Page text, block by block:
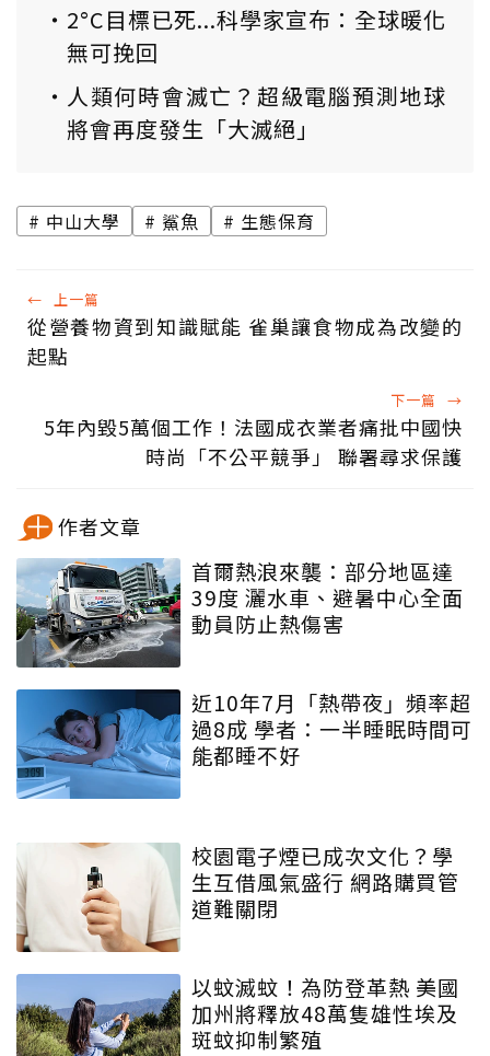
2°C目標已死...科學家宣布：全球暖化
無可挽回
人類何時會滅亡？超級電腦預測地球
將會再度發生「大滅絕」
中山大學 鯊魚 生態保育
← 上一篇
從營養物資到知識賦能 雀巢讓食物成為改變的
起點
下一篇 →
5年內毀5萬個工作！法國成衣業者痛批中國快
時尚「不公平競爭」 聯署尋求保護
作者文章
首爾熱浪來襲：部分地區達
39度 灑水車、避暑中心全面
動員防止熱傷害
近10年7月「熱帶夜」頻率超
過8成 學者：一半睡眠時間可
能都睡不好
校園電子煙已成次文化？學
生互借風氣盛行 網路購買管
道難關閉
以蚊滅蚊！為防登革熱 美國
加州將釋放48萬隻雄性埃及
斑蚊抑制繁殖